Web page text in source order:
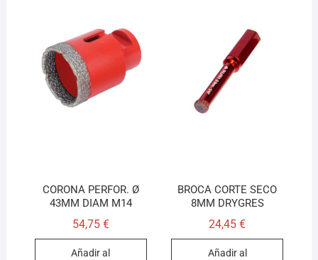
CORONA PERFOR. Ø
43MM DIAM M14
54,75 €
Añadir al
BROCA CORTE SECO
8MM DRYGRES
24,45€
Añadir al